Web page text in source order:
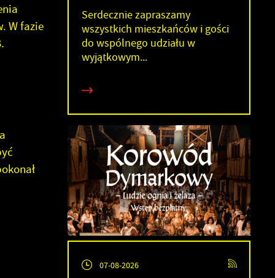
W fazie
Serdecznie zapraszamy
wszystkich mieszkańców i gości
do wspólnego udziału w
wyjątkowym...
07-08-2026